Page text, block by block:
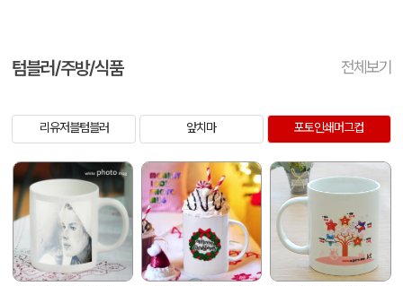
텀블러/주방/식품 전체보기
리유저블텀블러 앞치마 포토인쇄머그컵